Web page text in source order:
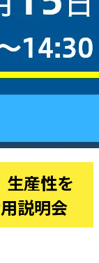
産性を
説明会